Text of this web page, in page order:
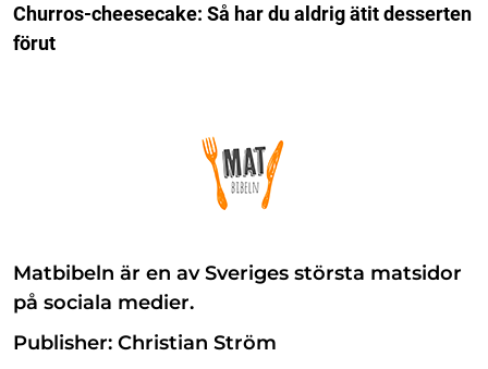
Churros-cheesecake: Så har du aldrig ätit desserten
förut
Matbibeln är en av Sveriges största matsidor
på sociala medier.
Publisher: Christian Ström